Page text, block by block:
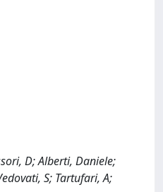
D; Alberti, Daniele;
S; Tartufari, A;